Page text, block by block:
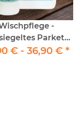
-
Parkett
Greenwood
€ - 36,90 € *